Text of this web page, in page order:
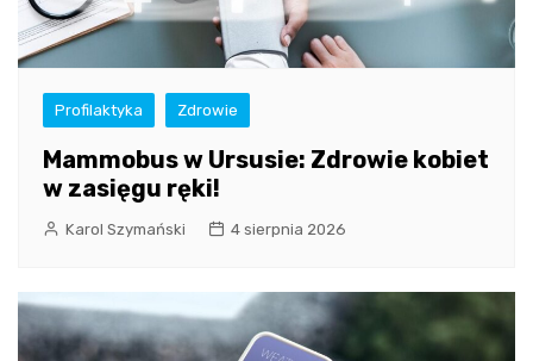
Profilaktyka Zdrowie
Mammobus w Ursusie: Zdrowie kobiet
w zasięgu ręki!
Karol Szymański 4 sierpnia 2026